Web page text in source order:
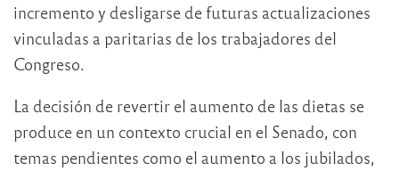
incremento y desligarse de futuras actualizaciones
vinculadas a paritarias de los trabajadores del
Congreso.
La decisión de revertir el aumento de las dietas se
produce en un contexto crucial en el Senado, con
temas pendientes como el aumento a los jubilados,